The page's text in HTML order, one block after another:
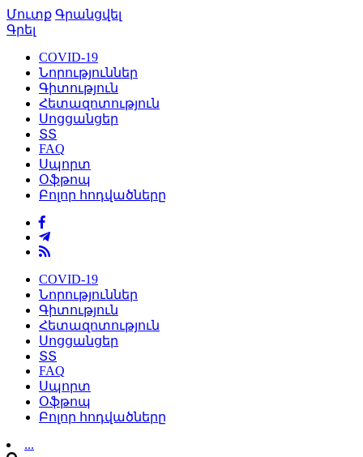
Մուտք Գրանցվել
Գրել
COVID-19
Նորություններ
Գիտություն
Հետազոտություն
Սոցցանցեր
ՏՏ
FAQ
Սպորտ
Օֆթոպ
Բոլոր հոդվածները
COVID-19
Նորություններ
Գիտություն
Հետազոտություն
Սոցցանցեր
ՏՏ
FAQ
Սպորտ
Օֆթոպ
Բոլոր հոդվածները
...